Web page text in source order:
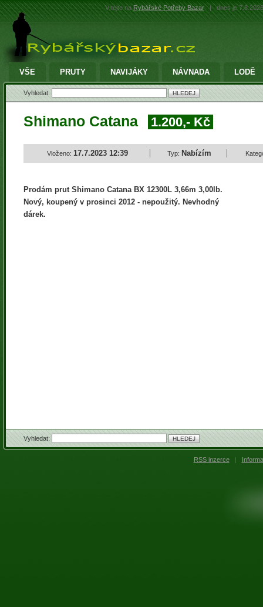
Vítejte naRybářské Potřeby Bazar | dnes je
VŠE PRUTY NAVIJÁKY NÁVNADA LODĚ
Vyhledat:
Shimano Catana 1.200,- Kč
Vloženo: 17.7.2023 12:39 Typ: Nabízím
Prodám prut Shimano Catana BX 12300L 3,66m 3,00lb.
Nový, koupený v prosinci 2012 - nepoužitý. Nevhodný
dárek.
Vyhledat:
RSS inzerce |